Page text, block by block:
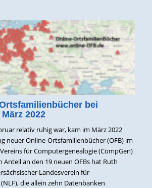
bei
2022
relativ ruhig war, kam im März 2022
neuer Online-Ortsfamilienbücher (OFB) im
für Computergenealogie (CompGen)
Anteil an den 19 neuen OFBs hat Ruth
Landesverein für
die allein zehn Datenbanken